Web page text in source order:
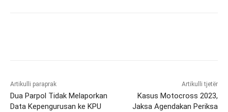
Artikulli paraprak
Dua Parpol Tidak Melaporkan
Data Kepengurusan ke KPU
Artikulli tjetër
Kasus Motocross 2023,
Jaksa Agendakan Periksa